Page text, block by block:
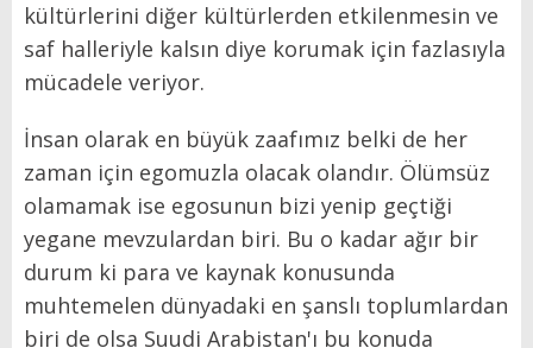
kültürlerini diğer kültürlerden etkilenmesin ve
saf halleriyle kalsın diye korumak için fazlasıyla
mücadele veriyor.
İnsan olarak en büyük zaafımız belki de her
zaman için egomuzla olacak olandır. Ölümsüz
olamamak ise egosunun bizi yenip geçtiği
yegane mevzulardan biri. Bu o kadar ağır bir
durum ki para ve kaynak konusunda
muhtemelen dünyadaki en şanslı toplumlardan
biri de olsa Suudi Arabistan'ı bu konuda